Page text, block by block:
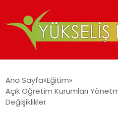
MALIYETLERINI AZALTIYOR’
Ana Sayfa Eğitim
Açık Öğretim Kurumları
Değişiklikler